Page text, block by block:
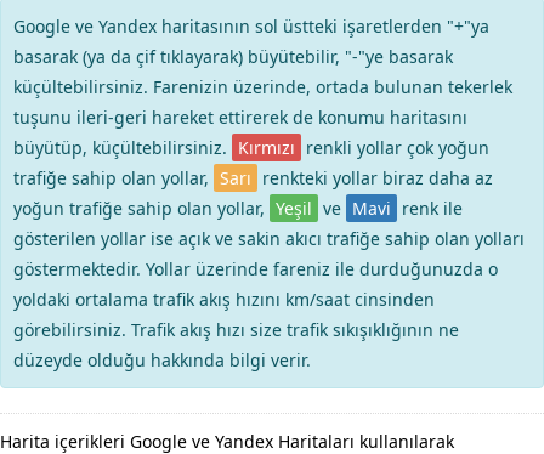
Google ve Yandex haritasının sol üstteki işaretlerden "+"ya
basarak (ya da çif tıklayarak) büyütebilir, "-"ye basarak
küçültebilirsiniz. Farenizin üzerinde, ortada bulunan tekerlek
tuşunu ileri-geri hareket ettirerek de konumu haritasını
büyütüp, küçültebilirsiniz. Kırmızı renkli yollar çok yoğun
trafiğe sahip olan yollar, Sarı renkteki yollar biraz daha az
yoğun trafiğe sahip olan yollar, Yeşil ve Mavi renk ile
gösterilen yollar ise açık ve sakin akıcı trafiğe sahip olan yolları
göstermektedir. Yollar üzerinde fareniz ile durduğunuzda o
yoldaki ortalama trafik akış hızını km/saat cinsinden
görebilirsiniz. Trafik akış hızı size trafik sıkışıklığının ne
düzeyde olduğu hakkında bilgi verir.
Harita içerikleri Google ve Yandex Haritaları kullanılarak